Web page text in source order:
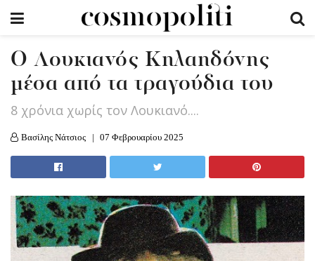
Ο Λουκιανός Κηλαηδόνης
μέσα από τα τραγούδια του
8 χρόνια χωρίς τον Λουκιανό....
Βασίλης Νάτσιος 07 Φεβρουαρίου 2025